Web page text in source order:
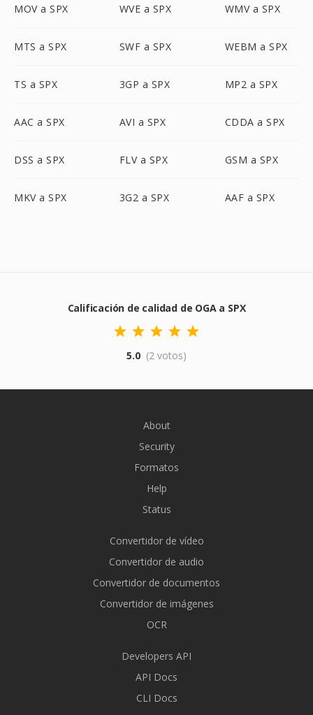
MOV a SPX WVE a SPX WMV a SPX
MTS a SPX SWF a SPX WEBM a SPX
TS a SPX 3GP a SPX MP2 a SPX
AAC a SPX AVI a SPX CDDA a SPX
DSS a SPX FLV a SPX GSM a SPX
MKV a SPX 3G2 a SPX AAF a SPX
Calificación de calidad de OGA a SPX
5.0 (2 votos)
About
Security
Formatos
Help
Status
Convertidor de vídeo
Convertidor de audio
Convertidor de documentos
Convertidor de imágenes
OCR
Developers API
API Docs
CLI Docs